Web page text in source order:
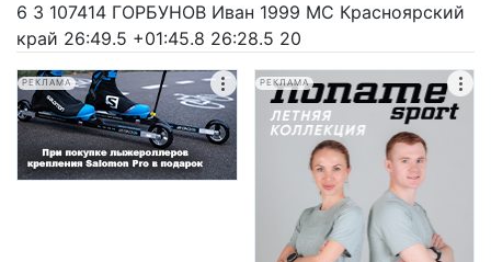
6 3 107414 ГОРБУНОВ Иван 1999 МС Красноярский
край 26:49.5 +01:45.8 26:28.5 20
РЕКЛАМА РЕКЛАМА